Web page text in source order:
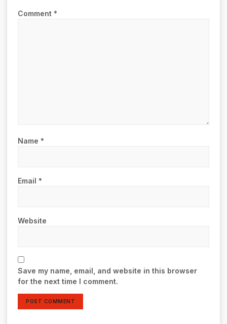
Comment *
Name *
Email *
Website
Save my name, email, and website in this browser
for the next time I comment.